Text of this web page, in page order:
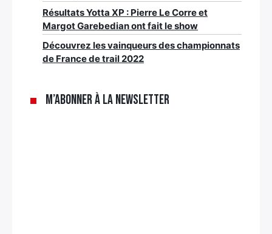
Résultats Yotta XP : Pierre Le Corre et
Margot Garebedian ont fait le show
Découvrez les vainqueurs des championnats
de France de trail 2022
M’abonner à la newsletter